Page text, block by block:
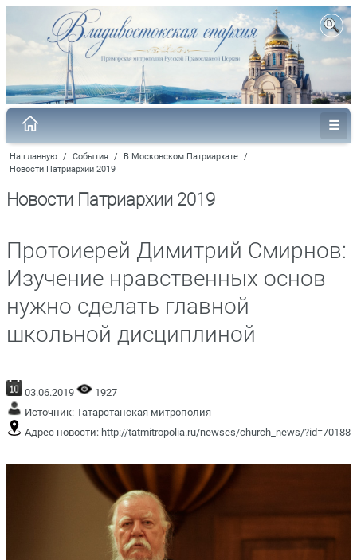
На главную / События / В Московском Патриархате /
Новости Патриархии 2019
Новости Патриархии 2019
Протоиерей Димитрий Смирнов:
Изучение нравственных основ
нужно сделать главной
школьной дисциплиной
03.06.2019
1927
Источник: Татарстанская митрополия
Адрес новости: http://tatmitropolia.ru/newses/church_news/?id=70188